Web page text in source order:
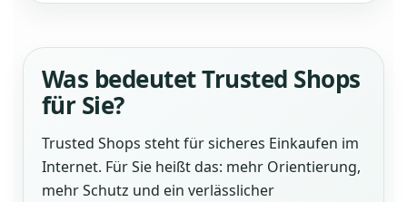
Was bedeutet Trusted Shops
für Sie?
Trusted Shops steht für sicheres Einkaufen im
Internet. Für Sie heißt das: mehr Orientierung,
mehr Schutz und ein verlässlicher